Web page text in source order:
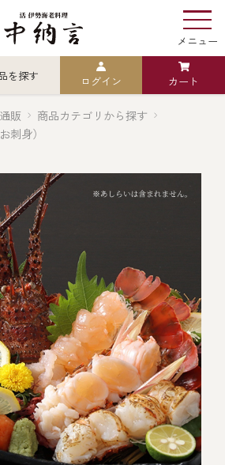
メニュー
中納言の お食い初め
ご結婚式 1.5次会・
二次会
し/ボイル伊勢海老)
を探す
全ての商品を見る
見る
身）
見る
見る
ログイン カート
販
商品カテゴリから探す
刺身）